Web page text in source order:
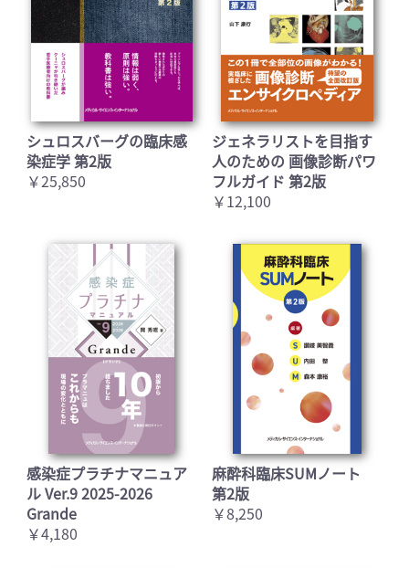
シュロスバーグの臨床感
染症学 第2版
￥25,850
ジェネラリストを目指す
人のための 画像診断パワ
フルガイド 第2版
￥12,100
感染症プラチナマニュア
ル Ver.9 2025-2026
Grande
￥4,180
麻酔科臨床SUMノート
第2版
￥8,250